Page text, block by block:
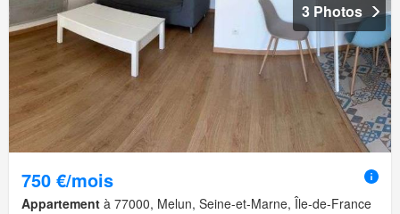
3 Photos
750 €/mois
Appartement à 77000, Melun, Seine-et-Marne, Île-de-France